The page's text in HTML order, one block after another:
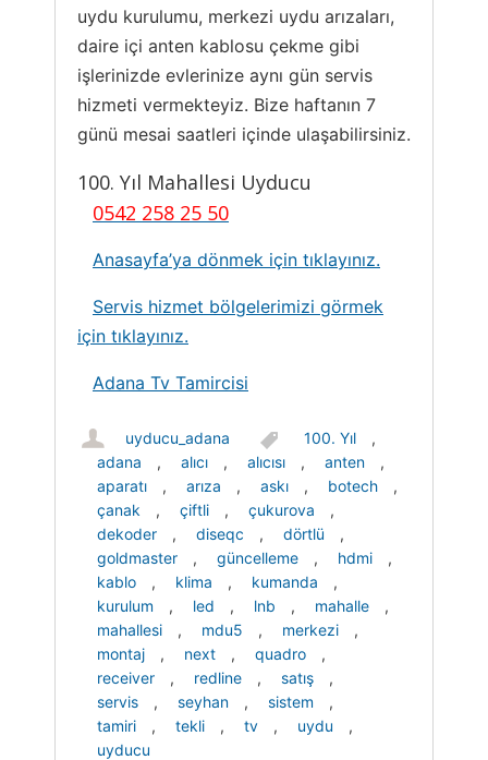
uydu kurulumu, merkezi uydu arızaları,
daire içi anten kablosu çekme gibi
işlerinizde evlerinize aynı gün servis
hizmeti vermekteyiz. Bize haftanın 7
günü mesai saatleri içinde ulaşabilirsiniz.
100. Yıl Mahallesi Uyducu
0542 258 25 50
Anasayfa’ya dönmek için tıklayınız.
Servis hizmet bölgelerimizi görmek
için tıklayınız.
Adana Tv Tamircisi
uyducu_adana 100. Yıl
,
adana
, alıcı , alıcısı , anten
,
aparatı
, arıza , askı , botech
,
çanak
, çiftli , çukurova
,
dekoder
, diseqc , dörtlü
,
goldmaster
, güncelleme , hdmi
,
kablo
, klima , kumanda
,
kurulum
, led , lnb , mahalle
,
mahallesi
, mdu5 , merkezi
,
montaj
, next , quadro
,
receiver
, redline , satış
,
servis
, seyhan , sistem
,
tamiri
, tekli , tv , uydu
,
uyducu